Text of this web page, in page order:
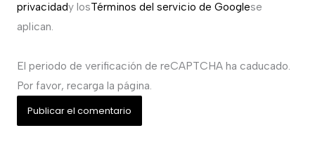
privacidady losTérminos del servicio de Googlese
aplican.
El periodo de verificación de reCAPTCHA ha caducado.
Por favor, recarga la página.